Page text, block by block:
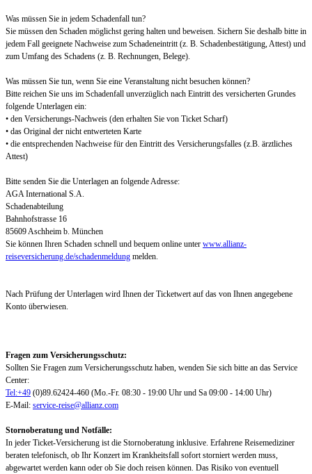
Was müssen Sie in jedem Schadenfall tun?
Sie müssen den Schaden möglichst gering halten und beweisen. Sichern Sie deshalb bitte in
jedem Fall geeignete Nachweise zum Schadeneintritt (z. B. Schadenbestätigung, Attest) und
zum Umfang des Schadens (z. B. Rechnungen, Belege).
Was müssen Sie tun, wenn Sie eine Veranstaltung nicht besuchen können?
Bitte reichen Sie uns im Schadenfall unverzüglich nach Eintritt des versicherten Grundes
folgende Unterlagen ein:
• den Versicherungs-Nachweis (den erhalten Sie von Ticket Scharf)
• das Original der nicht entwerteten Karte
• die entsprechenden Nachweise für den Eintritt des Versicherungsfalles (z.B. ärztliches
Attest)
Bitte senden Sie die Unterlagen an folgende Adresse:
AGA International S.A.
Schadenabteilung
Bahnhofstrasse 16
85609 Aschheim b. München
Sie können Ihren Schaden schnell und bequem online unter www.allianz-
reiseversicherung.de/schadenmeldung melden.
Nach Prüfung der Unterlagen wird Ihnen der Ticketwert auf das von Ihnen angegebene
Konto überwiesen.
Fragen zum Versicherungsschutz:
Sollten Sie Fragen zum Versicherungsschutz haben, wenden Sie sich bitte an das Service
Center:
Tel:+49 (0)89.62424-460 (Mo.-Fr. 08:30 - 19:00 Uhr und Sa 09:00 - 14:00 Uhr)
E-Mail: service-reise@allianz.com
Stornoberatung und Notfälle:
In jeder Ticket-Versicherung ist die Stornoberatung inklusive. Erfahrene Reisemediziner
beraten telefonisch, ob Ihr Konzert im Krankheitsfall sofort storniert werden muss,
abgewartet werden kann oder ob Sie doch reisen können. Das Risiko von eventuell